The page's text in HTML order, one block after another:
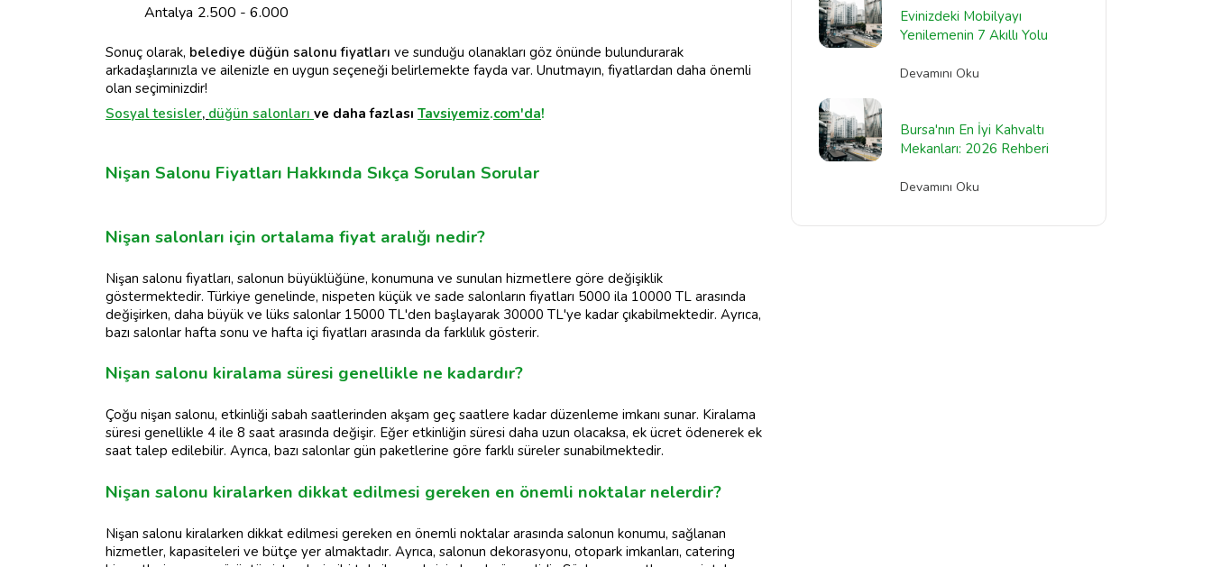
Antalya 2.500 - 6.000
Sonuç olarak, belediye düğün salonu fiyatları ve sunduğu olanakları göz önünde bulundurarak
arkadaşlarınızla ve ailenizle en uygun seçeneği belirlemekte fayda var. Unutmayın, fiyatlardan daha önemli
olan seçiminizdir!
Sosyal tesisler, düğün salonları ve daha fazlası Tavsiyemiz.com'da!
Nişan Salonu Fiyatları Hakkında Sıkça Sorulan Sorular
Nişan salonları için ortalama fiyat aralığı nedir?
Nişan salonu fiyatları, salonun büyüklüğüne, konumuna ve sunulan hizmetlere göre değişiklik
göstermektedir. Türkiye genelinde, nispeten küçük ve sade salonların fiyatları 5000 ila 10000 TL arasında
değişirken, daha büyük ve lüks salonlar 15000 TL'den başlayarak 30000 TL'ye kadar çıkabilmektedir. Ayrıca,
bazı salonlar hafta sonu ve hafta içi fiyatları arasında da farklılık gösterir.
Nişan salonu kiralama süresi genellikle ne kadardır?
Çoğu nişan salonu, etkinliği sabah saatlerinden akşam geç saatlere kadar düzenleme imkanı sunar. Kiralama
süresi genellikle 4 ile 8 saat arasında değişir. Eğer etkinliğin süresi daha uzun olacaksa, ek ücret ödenerek ek
saat talep edilebilir. Ayrıca, bazı salonlar gün paketlerine göre farklı süreler sunabilmektedir.
Nişan salonu kiralarken dikkat edilmesi gereken en önemli noktalar nelerdir?
Nişan salonu kiralarken dikkat edilmesi gereken en önemli noktalar arasında salonun konumu, sağlanan
hizmetler, kapasiteleri ve bütçe yer almaktadır. Ayrıca, salonun dekorasyonu, otopark imkanları, catering
Evinizdeki Mobilyayı
Yenilemenin 7 Akıllı Yolu
Devamını Oku
Bursa'nın En İyi Kahvaltı
Mekanları: 2026 Rehberi
Devamını Oku